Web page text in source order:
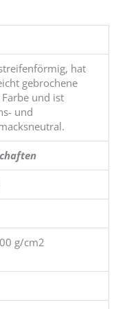
hat
gebrochene
und ist
und
g/cm2